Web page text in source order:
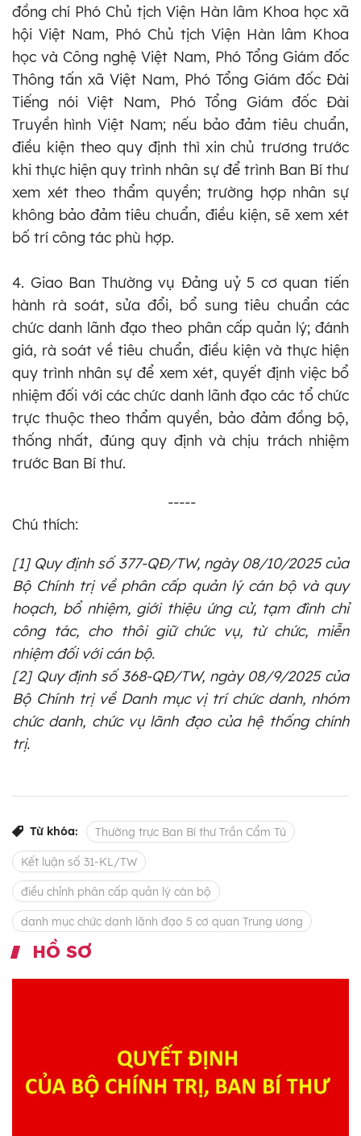
đồng chí Phó Chủ tịch Viện Hàn lâm Khoa học xã
hội Việt Nam, Phó Chủ tịch Viện Hàn lâm Khoa
học và Công nghệ Việt Nam, Phó Tổng Giám đốc
Thông tấn xã Việt Nam, Phó Tổng Giám đốc Đài
Tiếng nói Việt Nam, Phó Tổng Giám đốc Đài
Truyền hình Việt Nam; nếu bảo đảm tiêu chuẩn,
điều kiện theo quy định thì xin chủ trương trước
khi thực hiện quy trình nhân sự để trình Ban Bí thư
xem xét theo thẩm quyền; trường hợp nhân sự
không bảo đảm tiêu chuẩn, điều kiện, sẽ xem xét
bố trí công tác phù hợp.
4. Giao Ban Thường vụ Đảng uỷ 5 cơ quan tiến
hành rà soát, sửa đổi, bổ sung tiêu chuẩn các
chức danh lãnh đạo theo phân cấp quản lý; đánh
giá, rà soát về tiêu chuẩn, điều kiện và thực hiện
quy trình nhân sự để xem xét, quyết định việc bổ
nhiệm đối với các chức danh lãnh đạo các tổ chức
trực thuộc theo thẩm quyền, bảo đảm đồng bộ,
thống nhất, đúng quy định và chịu trách nhiệm
trước Ban Bí thư.
-----
Chú thích:
[1] Quy định số 377-QĐ/TW, ngày 08/10/2025 của
Bộ Chính trị về phân cấp quản lý cán bộ và quy
hoạch, bổ nhiệm, giới thiệu ứng cử, tạm đình chỉ
công tác, cho thôi giữ chức vụ, từ chức, miễn
nhiệm đối với cán bộ.
[2] Quy định số 368-QĐ/TW, ngày 08/9/2025 của
Bộ Chính trị về Danh mục vị trí chức danh, nhóm
chức danh, chức vụ lãnh đạo của hệ thống chính
trị.
Từ khóa: Thường trực Ban Bí thư Trần Cẩm Tú
Kết luận số 31-KL/TW
điều chỉnh phân cấp quản lý cán bộ
danh mục chức danh lãnh đạo 5 cơ quan Trung ương
HỒ SƠ